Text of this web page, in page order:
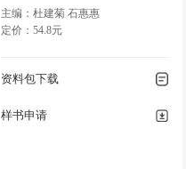
主编：杜建菊 石惠惠
定价：54.8元
资料包下载
样书申请